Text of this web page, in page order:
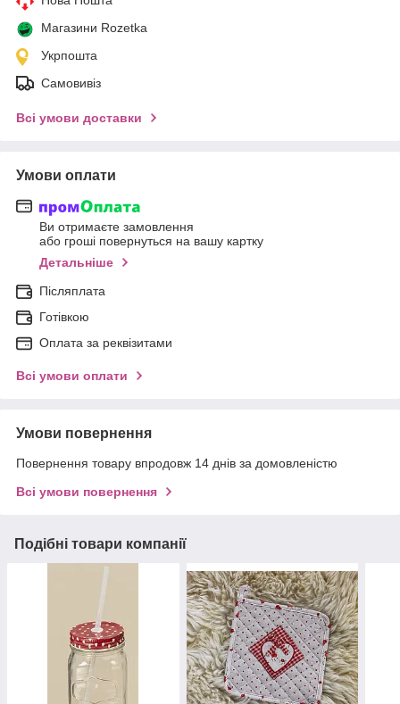
Магазини Rozetka
Укрпошта
Самовивіз
Всі умови доставки
Умови оплати
Ви отримаєте замовлення
або гроші повернуться на вашу картку
Детальніше
Післяплата
Готівкою
Оплата за реквізитами
Всі умови оплати
Умови повернення
Повернення товару впродовж 14 днів за домовленістю
Всі умови повернення
Подібні товари компанії